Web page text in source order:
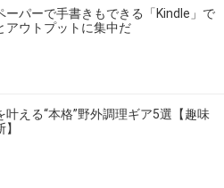
ーパーで手書きもできる「Kindle」で
アウトプットに集中だ
叶える“本格”野外調理ギア5選【趣味